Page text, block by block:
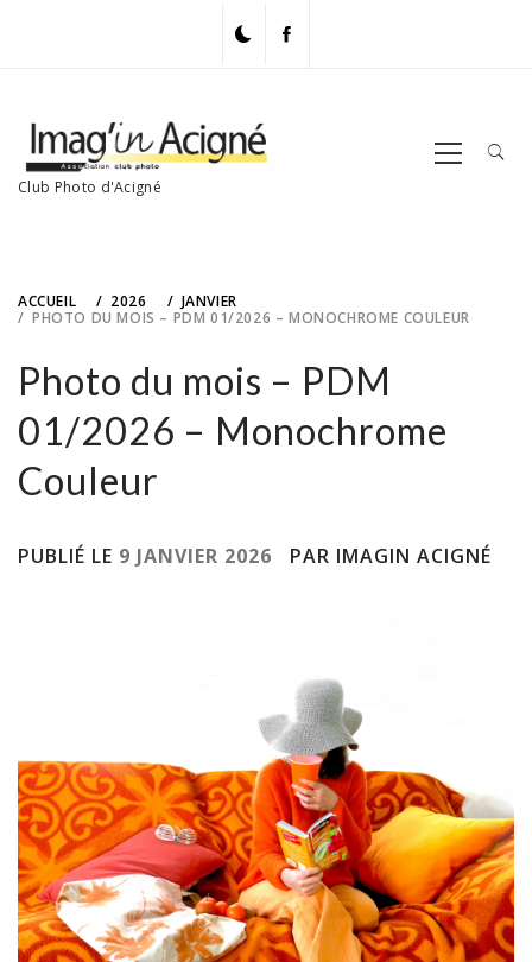
Club Photo d'Acigné
Primary
Menu
ACCUEIL 2026
JANVIER
PHOTO DU MOIS – PDM 01/2026 – MONOCHROME COULEUR
Photo du mois – PDM
01/2026 – Monochrome
Couleur
PUBLIÉ LE 9 JANVIER 2026 PAR IMAGIN ACIGNÉ